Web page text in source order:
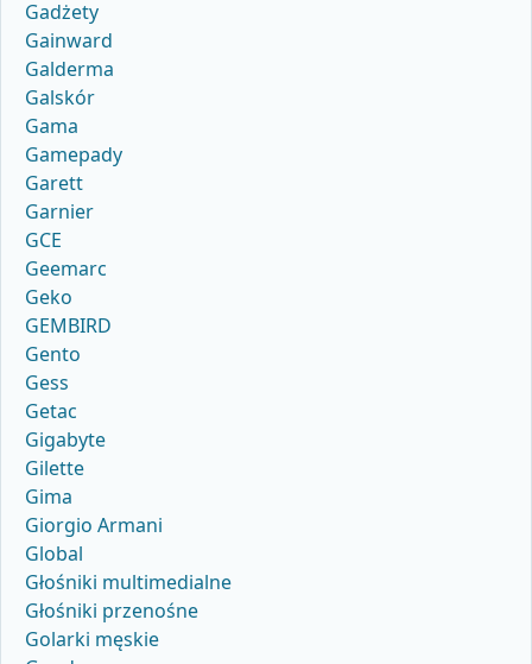
Gadżety
Gainward
Galderma
Galskór
Gama
Gamepady
Garett
Garnier
GCE
Geemarc
Geko
GEMBIRD
Gento
Gess
Getac
Gigabyte
Gilette
Gima
Giorgio Armani
Global
Głośniki multimedialne
Głośniki przenośne
Golarki męskie